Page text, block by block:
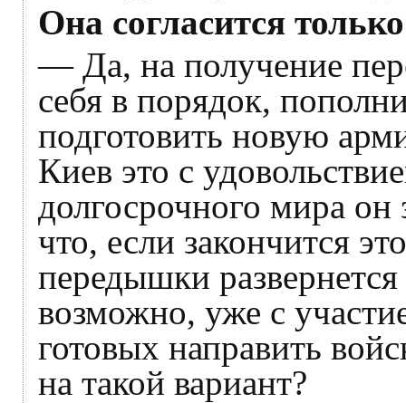
Она согласится
— Да, на получение
себя в порядок,
подготовить новую
Киев это с
долгосрочного мира он
что, если закончится
передышки
возможно, уже с
готовых направить
на такой вариант?